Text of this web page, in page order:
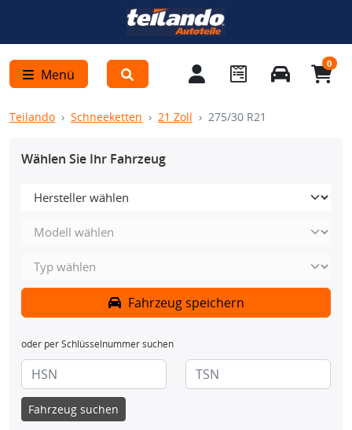
Menü
0
Teilando Schneeketten 21 Zoll 275/30 R21
Wählen Sie Ihr Fahrzeug
Fahrzeug speichern
oder per Schlüsselnummer suchen
Fahrzeug suchen